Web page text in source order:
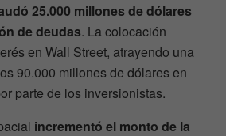
25.000 millones de dólares
de deudas. La colocación
en Wall Street, atrayendo una
90.000 millones de dólares en
parte de los inversionistas.
incrementó el monto de la